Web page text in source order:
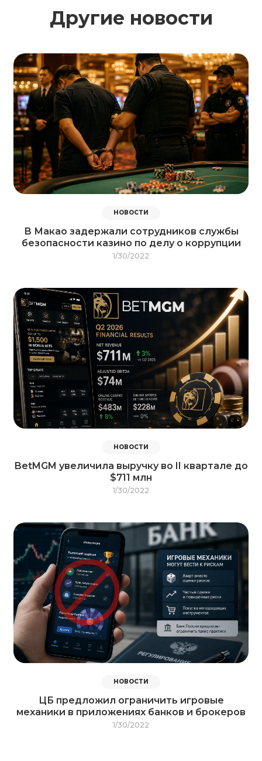
Другие новости
НОВОСТИ
В Макао задержали сотрудников службы
безопасности казино по делу о коррупции
1/30/2022
НОВОСТИ
BetMGM увеличила выручку во II квартале до
$711 млн
1/30/2022
НОВОСТИ
ЦБ предложил ограничить игровые
механики в приложениях банков и брокеров
1/30/2022